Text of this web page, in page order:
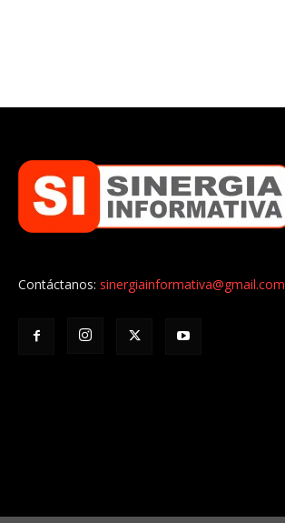
Contáctanos: sinergiainformativa@gmail.com